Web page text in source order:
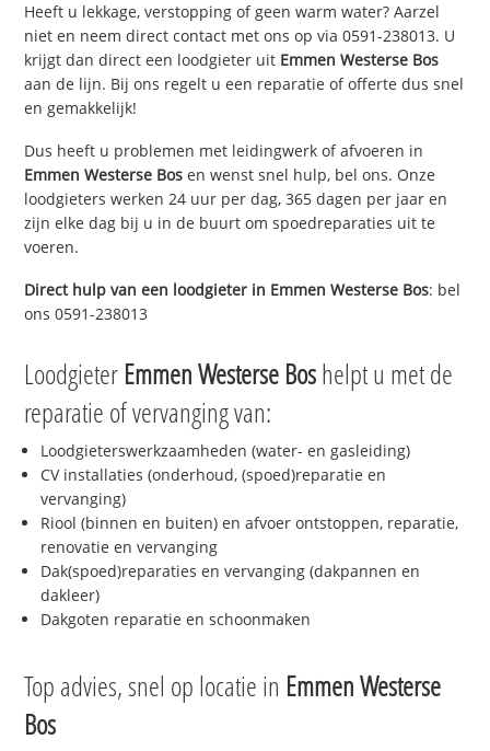
Heeft u lekkage, verstopping of geen warm water? Aarzel
niet en neem direct contact met ons op via 0591-238013. U
krijgt dan direct een loodgieter uit Emmen Westerse Bos
aan de lijn. Bij ons regelt u een reparatie of offerte dus snel
en gemakkelijk!
Dus heeft u problemen met leidingwerk of afvoeren in
Emmen Westerse Bos en wenst snel hulp, bel ons. Onze
loodgieters werken 24 uur per dag, 365 dagen per jaar en
zijn elke dag bij u in de buurt om spoedreparaties uit te
voeren.
Direct hulp van een loodgieter in Emmen Westerse Bos: bel
ons 0591-238013
Loodgieter Emmen Westerse Boshelpt u met de
reparatie of vervanging van:
Loodgieterswerkzaamheden (water- en gasleiding)
CV installaties (onderhoud, (spoed)reparatie en
vervanging)
Riool (binnen en buiten) en afvoer ontstoppen, reparatie,
renovatie en vervanging
Dak(spoed)reparaties en vervanging (dakpannen en
dakleer)
Dakgoten reparatie en schoonmaken
Top advies, snel op locatie in Emmen Westerse
Bos